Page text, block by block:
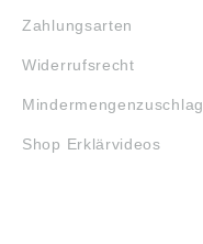
Zahlungsarten
Widerrufsrecht
Mindermengenzuschlag
Shop Erklärvideos